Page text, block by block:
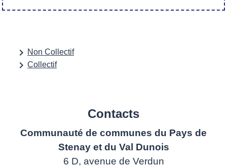
keyboard_arrow_right Non Collectif
keyboard_arrow_right Collectif
Contacts
Communauté de communes du Pays de
Stenay et du Val Dunois
6 D, avenue de Verdun